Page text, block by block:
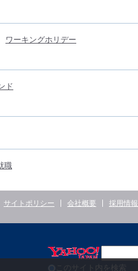
ワーキングホリデー
ド
職
サイトポリシー 会社概要 採用情報
このサイト内を検索